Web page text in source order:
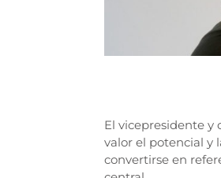
El vicepresidente y
valor el potencial y
convertirse en